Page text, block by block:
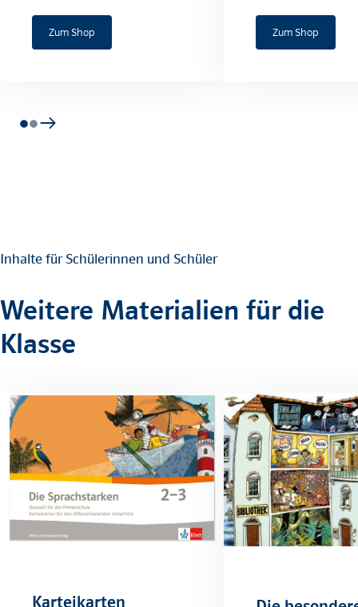
Zum Shop Zum Shop
Inhalte für Schülerinnen und Schüler
Weitere Materialien für die
Klasse
Karteikarten